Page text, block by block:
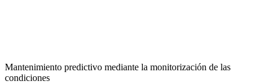
Mantenimiento predictivo mediante la monitorización de las
condiciones